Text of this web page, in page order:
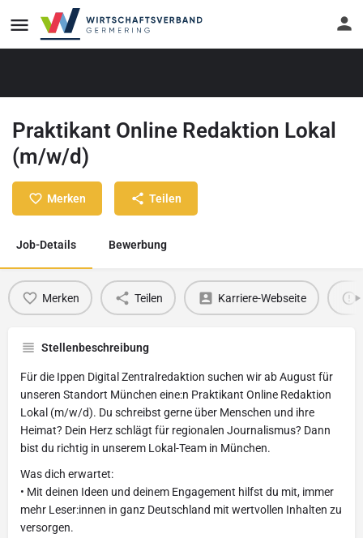
Praktikant Online Redaktion Lokal
(m/w/d)
Merken Teilen
Job-Details Bewerbung
Merken Teilen Karriere-Webseite
Stellenbeschreibung
Für die Ippen Digital Zentralredaktion suchen wir ab August für
unseren Standort München eine:n Praktikant Online Redaktion
Lokal (m/w/d). Du schreibst gerne über Menschen und ihre
Heimat? Dein Herz schlägt für regionalen Journalismus? Dann
bist du richtig in unserem Lokal-Team in München.
Was dich erwartet:
• Mit deinen Ideen und deinem Engagement hilfst du mit, immer
mehr Leser:innen in ganz Deutschland mit wertvollen Inhalten zu
versorgen.